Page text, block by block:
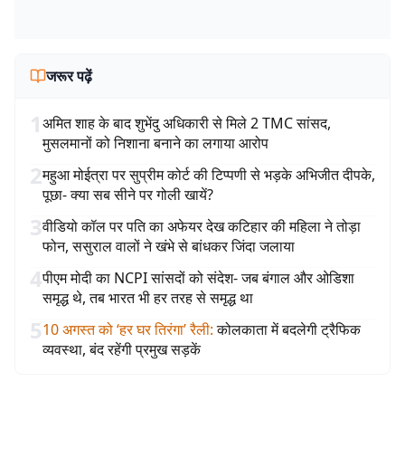
जरूर पढ़ें
1अमित शाह के बाद शुभेंदु अधिकारी से मिले 2 TMC सांसद,
मुसलमानों को निशाना बनाने का लगाया आरोप
2महुआ मोईत्रा पर सुप्रीम कोर्ट की टिप्पणी से भड़के अभिजीत दीपके,
पूछा- क्या सब सीने पर गोली खायें?
3वीडियो कॉल पर पति का अफेयर देख कटिहार की महिला ने तोड़ा
फोन, ससुराल वालों ने खंभे से बांधकर जिंदा जलाया
4पीएम मोदी का NCPI सांसदों को संदेश- जब बंगाल और ओडिशा
समृद्ध थे, तब भारत भी हर तरह से समृद्ध था
510 अगस्त को ‘हर घर तिरंगा’ रैली: कोलकाता में बदलेगी ट्रैफिक
व्यवस्था, बंद रहेंगी प्रमुख सड़कें